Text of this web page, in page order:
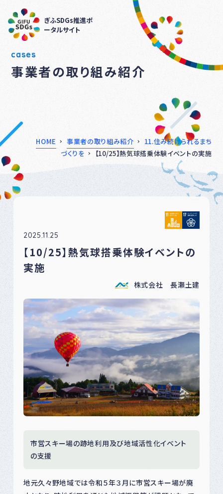
ぎふSDGs推進ポ
ータルサイト
cases
事業者の取り組み紹介
HOME 事業者の取り組み紹介
11.住み続けられるまち
づくりを
【10/25】熱気球搭乗体験イベントの実施
2025.11.25
【10/25】熱気球搭乗体験イベントの
実施
株式会社 長瀬土建
市営スキー場の跡地利用及び地域活性化イベント
の支援
地元久々野地域では令和５年３月に市営スキー場が廃